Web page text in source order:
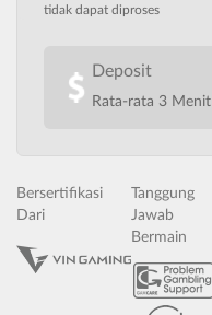
tidak dapat diproses
Deposit
Rata-rata 3 Menit
Bersertifikasi
Dari
Tanggung
Jawab
Bermain